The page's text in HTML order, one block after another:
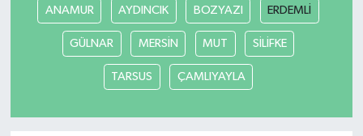
ANAMUR AYDINCIK BOZYAZI ERDEMLİ
GÜLNAR MERSİN MUT SİLİFKE
TARSUS ÇAMLIYAYLA